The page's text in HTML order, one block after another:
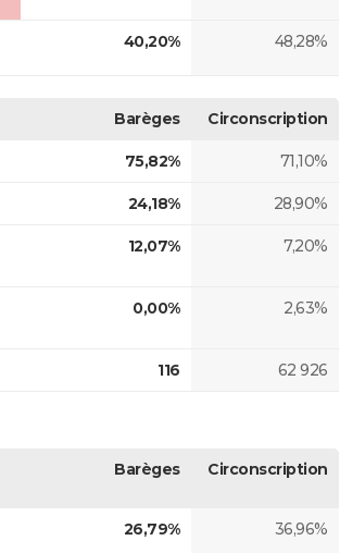
40,20% 48,28%
Barèges Circonscription
75,82% 71,10%
24,18% 28,90%
12,07% 7,20%
0,00% 2,63%
116 62 926
Barèges Circonscription
26,79% 36,96%